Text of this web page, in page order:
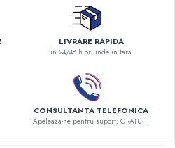
LIVRARE RAPIDA
in 24/48 h oriunde in tara
CONSULTANTA TELEFONICA
Apeleaza-ne pentru suport, GRATUIT.